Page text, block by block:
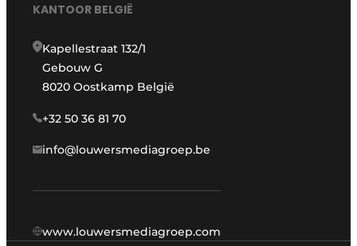
KANTOOR BELGIË
Kapellestraat 132/1
Gebouw G
8020 Oostkamp België
+32 50 36 81 70
info@louwersmediagroep.be
www.louwersmediagroep.com